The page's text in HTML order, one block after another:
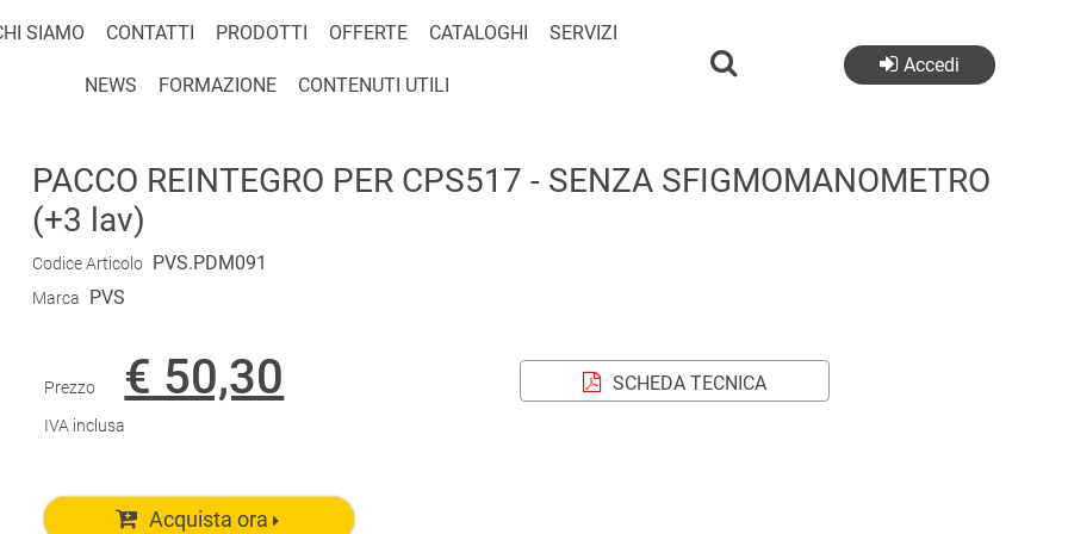
SIAMO CONTATTI PRODOTTI OFFERTE CATALOGHI SERVIZI
NEWS FORMAZIONE CONTENUTI UTILI
Accedi
PACCO REINTEGRO PER CPS517 - SENZA SFIGMOMANOMETRO
(+3 lav)
Codice Articolo PVS.PDM091
Marca PVS
Prezzo € 50,30
IVA inclusa
SCHEDA TECNICA
Acquista ora